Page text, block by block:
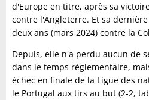
d'Europe en titre, après sa
contre l'Angleterre. Et sa
deux ans (mars 2024) contre la
Depuis, elle n'a perdu aucun de
dans le temps réglementaire,
échec en finale de la Ligue des
le Portugal aux tirs au but (2-2,